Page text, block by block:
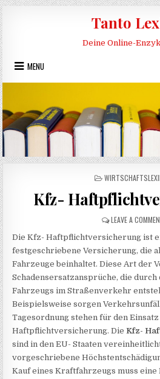
Skip to content
Tanto
Deine Online-
MENU
POSTED IN
Kfz-
LEAVE A
Die Kfz- Haftpflichtversicherung ist
festgeschriebene Versicherung, die
Fahrzeuge beinhaltet. Diese Art der
Schadensersatzansprüche, die durch
Fahrzeugs im Straßenverkehr
Beispielsweise sorgen
Tagesordnung stehen für den
Haftpflichtversicherung. DieKfz-
sind in den EU- Staaten
vorgeschriebene
Kauf eines Kraftfahrzeugs muss eine